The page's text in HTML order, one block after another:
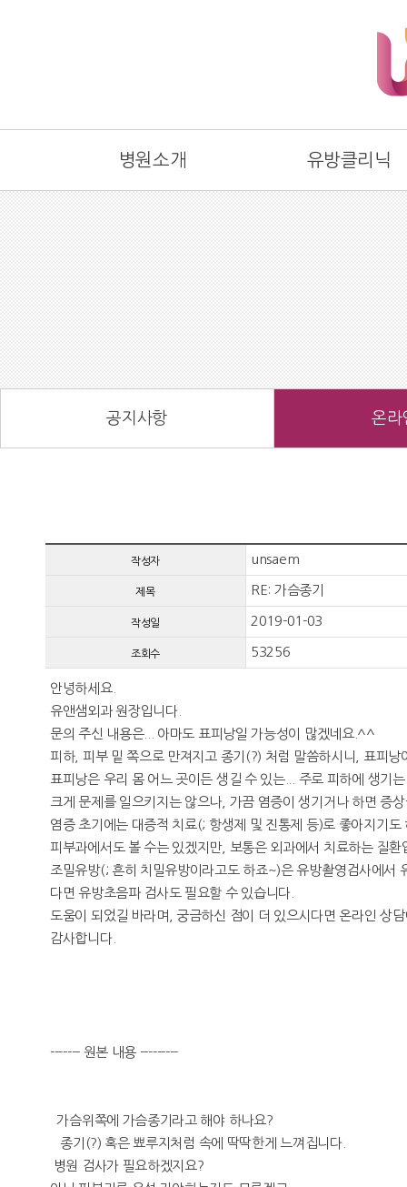
병원소개 유방클리닉
공지사항 온라
작성자 unsaem
제목 RE: 가슴종기
작성일 2019-01-03
조회수 53256
안녕하세요.
유앤샘외과 원장입니다.
문의 주신 내용은... 아마도 표피낭일 가능성이 많겠네요.^^
피하, 피부 밑 쪽으로 만져지고 종기(?) 처럼 말씀하시니, 표피
표피낭은 우리 몸 어느 곳이든 생길 수 있는... 주로 피하에 생기
크게 문제를 일으키지는 않으나, 가끔 염증이 생기거나 하면 증
염증 초기에는 대증적 치료(; 항생제 및 진통제 등)로 좋아지기
피부과에서도 볼 수는 있겠지만, 보통은 외과에서 치료하는 질
조밀유방(; 흔히 치밀유방이라고도 하죠~)은 유방촬영검사에서
다면 유방초음파 검사도 필요할 수 있습니다.
도움이 되었길 바라며, 궁금하신 점이 더 있으시다면 온라인 상
감사합니다.
------- 원본 내용 ---------
가슴위쪽에 가슴종기라고 해야 하나요?
종기(?) 혹은 뾰루지처럼 속에 딱딱한게 느껴집니다.
병원 검사가 필요하겠지요?